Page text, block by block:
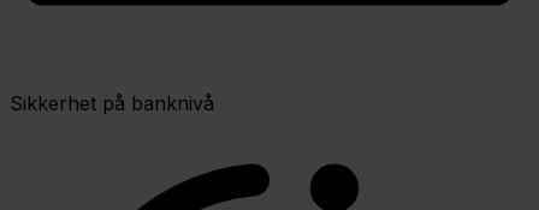
Sikkerhet på banknivå